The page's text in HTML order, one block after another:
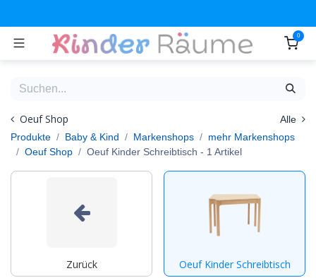
0
Oeuf Shop
Alle
Produkte
Baby & Kind Markenshops
mehr Markenshops
Oeuf Shop
Oeuf Kinder Schreibtisch - 1 Artikel
Zurück Oeuf Kinder Schreibtisch